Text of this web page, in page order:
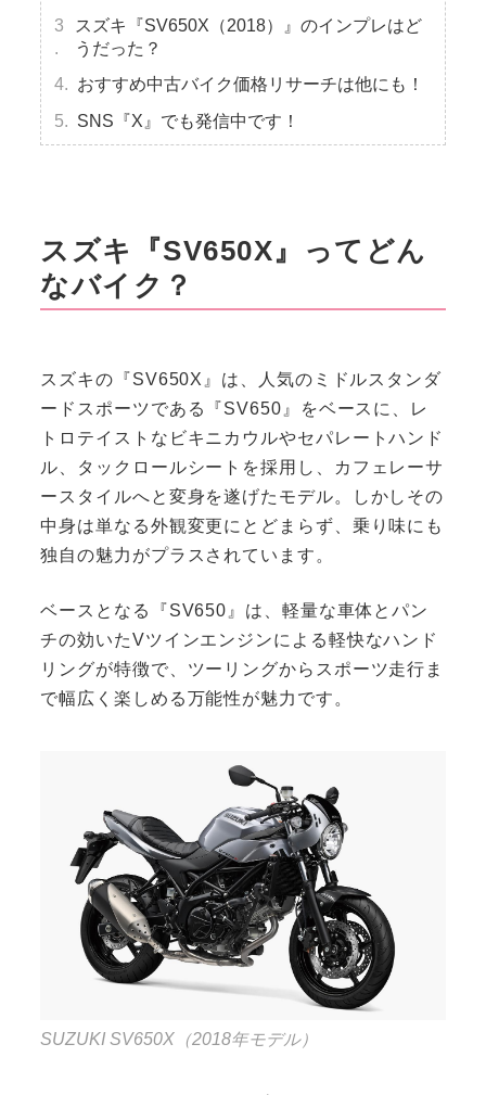
スズキ『SV650X（2018）』のインプレはど
うだった？
おすすめ中古バイク価格リサーチは他にも！
SNS『X』でも発信中です！
スズキ『SV650X』ってどん
なバイク？
スズキの『SV650X』は、人気のミドルスタンダ
ードスポーツである『SV650』をベースに、レ
トロテイストなビキニカウルやセパレートハンド
ル、タックロールシートを採用し、カフェレーサ
ースタイルへと変身を遂げたモデル。しかしその
中身は単なる外観変更にとどまらず、乗り味にも
独自の魅力がプラスされています。
ベースとなる『SV650』は、軽量な車体とパン
チの効いたVツインエンジンによる軽快なハンド
リングが特徴で、ツーリングからスポーツ走行ま
で幅広く楽しめる万能性が魅力です。
SUZUKI SV650X（2018年モデル）